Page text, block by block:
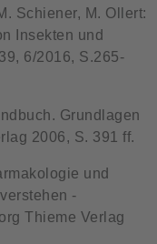
Schiener, M. Ollert:
Insekten und
6/2016, S.265-
Grundlagen
2006, S. 391 ff.
und
-
Thieme Verlag